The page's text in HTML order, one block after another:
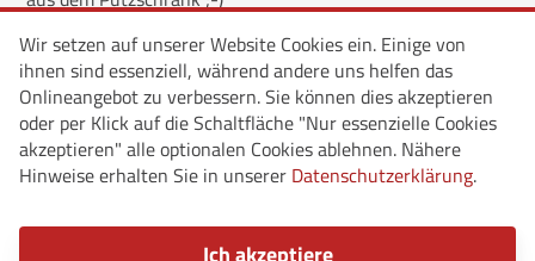
Wir setzen auf unserer Website Cookies ein. Einige von
ihnen sind essenziell, während andere uns helfen das
Onlineangebot zu verbessern. Sie können dies akzeptieren
oder per Klick auf die Schaltfläche "Nur essenzielle Cookies
akzeptieren" alle optionalen Cookies ablehnen. Nähere
Hinweise erhalten Sie in unserer Datenschutzerklärung.
Ich akzeptiere